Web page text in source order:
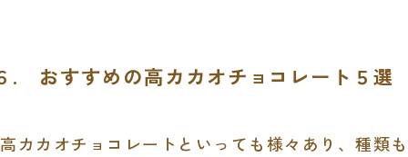
. おすすめの高カカオチョコレート５選
高カカオチョコレートといっても様々あり、種類も